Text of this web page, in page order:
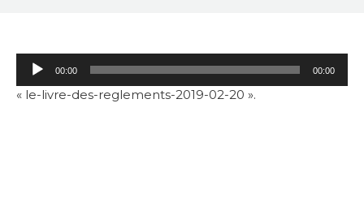
audio
00:00 00:00
« le-livre-des-reglements-2019-02-20 ».